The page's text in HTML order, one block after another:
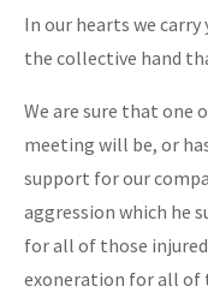
In our hearts we
the collective hand
We are sure that one
meeting will be, or
support for our
aggression which he
for all of those
exoneration for all of